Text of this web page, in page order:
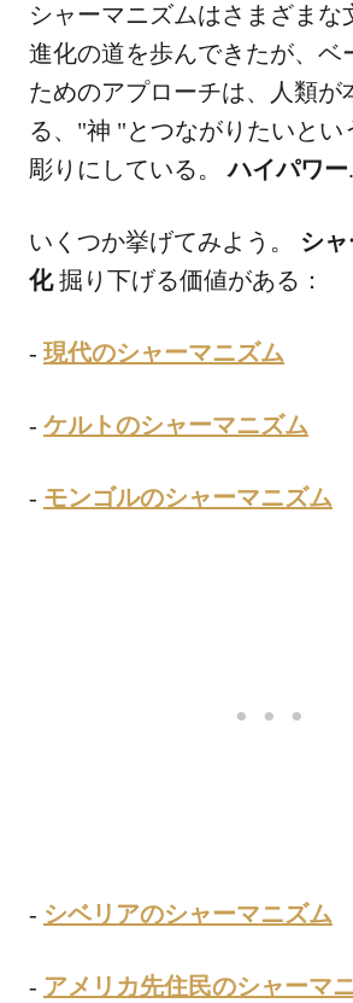
シャーマニズムはさまざまな
進化の道を歩んできたが、ベ
ためのアプローチは、人類が
る、"神 "とつながりたいとい
彫りにしている。ハイパワー.
いくつか挙げてみよう。 シ
化掘り下げる価値がある：
- 現代のシャーマニズム
- ケルトのシャーマニズム
- モンゴルのシャーマニズム
- シベリアのシャーマニズム
- アメリカ先住民のシャーマ